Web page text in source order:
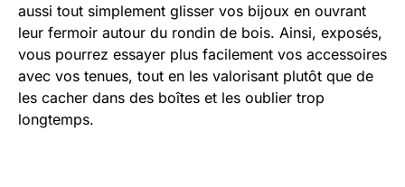
aussi tout simplement glisser vos bijoux en ouvrant
leur fermoir autour du rondin de bois. Ainsi, exposés,
vous pourrez essayer plus facilement vos accessoires
avec vos tenues, tout en les valorisant plutôt que de
les cacher dans des boîtes et les oublier trop
longtemps.